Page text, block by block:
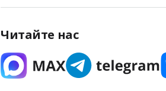
Читайте нас